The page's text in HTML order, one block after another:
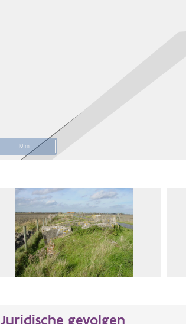
10 m
Juridische gevolgen